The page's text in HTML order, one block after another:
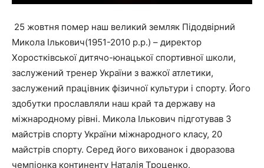
25 жовтня помер наш великий земляк Підодвірний
Микола Ількович(1951-2010 р.р.) – директор
Хоростківської дитячо-юнацької спортивної школи,
заслужений тренер України з важкої атлетики,
заслужений працівник фізичної культури і спорту. Його
здобутки прославляли наш край та державу на
міжнародному рівні. Микола Ількович підготував 3
майстрів спорту України міжнародного класу, 20
майстрів спорту. Серед його вихованок і дворазова
чемпіонка континенту Наталія Троценко.